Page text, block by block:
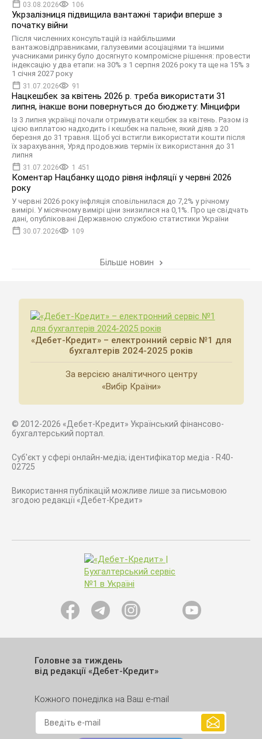
03.08.2026 106
Укрзалізниця підвищила вантажні тарифи вперше з
початку війни
Після численних консультацій із найбільшими
вантажовідправниками, галузевими асоціаціями та іншими
учасниками ринку було досягнуто компромісне рішення: провести
індексацію у два етапи: на 30% з 1 серпня 2026 року та ще на 15% з
1 січня 2027 року
31.07.2026 91
Нацкешбек за квітень 2026 р. треба використати 31
липня, інакше вони повернуться до бюджету: Мінцифри
Із 3 липня українці почали отримувати кешбек за квітень. Разом із
цією виплатою надходить і кешбек на пальне, який діяв з 20
березня до 31 травня. Щоб усі встигли використати кошти після
їх зарахування, Уряд продовжив термін їх використання до 31
липня
31.07.2026 1 451
Коментар Нацбанку щодо рівня інфляції у червні 2026
року
У червні 2026 року інфляція сповільнилася до 7,2% у річному
вимірі. У місячному вимірі ціни знизилися на 0,1%. Про це свідчать
дані, опубліковані Державною службою статистики України
30.07.2026 109
Більше новин
«Дебет-Кредит» – електронний сервіс №1 для
бухгалтерів 2024-2025 років
За версією аналітичного центру
«Вибір Країни»
© 2012-2026 «Дебет-Кредит» Український фінансово-
бухгалтерський портал.
Суб'єкт у сфері онлайн-медіа; ідентифікатор медіа - R40-
02725
Використання публікацій можливе лише за письмовою
згодою редакції «Дебет-Кредит»
Головне за тиждень
від редакції «Дебет-Кредит»
Кожного понеділка на Ваш e-mail